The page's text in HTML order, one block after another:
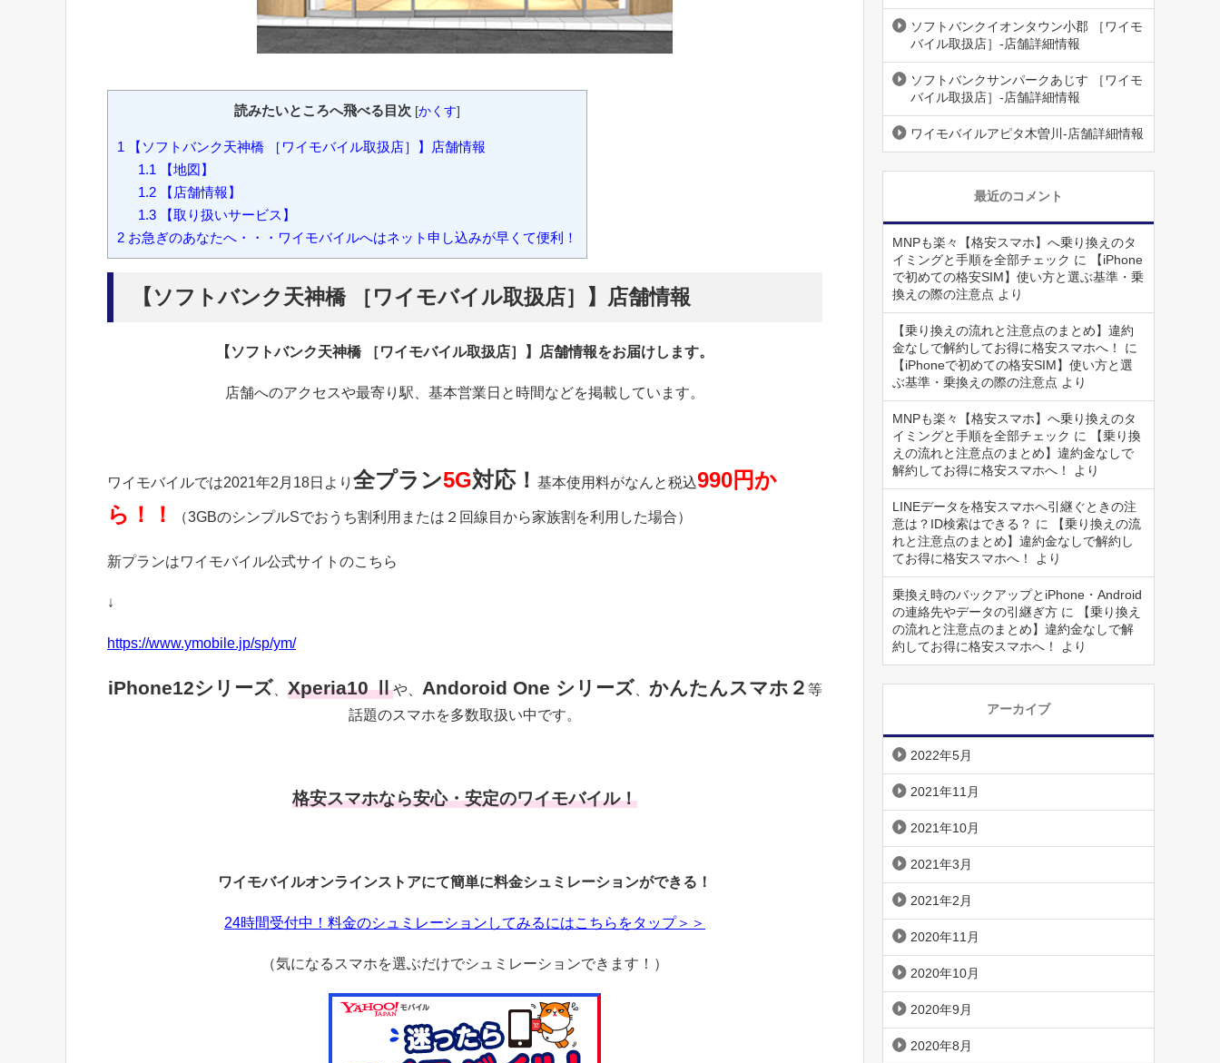
読みたいところへ飛べる目次 [かくす]
1 【ソフトバンク天神橋 ［ワイモバイル取扱店］】店舗情報
1.1 【地図】
1.2【店舗情報】
1.3【取り扱いサービス】
2 お急ぎのあなたへ・・・ワイモバイルへはネット申し込みが早くて便利！
【ソフトバンク天神橋 ［ワイモバイル取扱店］】店舗情報
【ソフトバンク天神橋 ［ワイモバイル取扱店］】店舗情報をお届けします。
店舗へのアクセスや最寄り駅、基本営業日と時間などを掲載しています。
ワイモバイルでは2021年2月18日より 全プラン5G対応！ 基本使用料がなんと税込990円か
ら！！
（3GBのシンプルSでおうち割利用または２回線目から家族割を利用した場合）
新プランはワイモバイル公式サイトのこちら
↓
https://www.ymobile.jp/sp/ym/
iPhone12シリーズ Xperia10 Ⅱや、 Andoroid One シリーズ かんたんスマホ２ 等
話題のスマホを多数取扱い中です。
格安スマホなら安心・安定のワイモバイル！
ワイモバイルオンラインストアにて簡単に料金シュミレーションができる！
24時間受付中！料金のシュミレーションしてみるにはこちらをタップ＞＞
（気になるスマホを選ぶだけでシュミレーションできます！）
ソフトバンクイオンタウン小郡 ［ワイモ
バイル取扱店］-店舗詳細情報
ソフトバンクサンパークあじす ［ワイモ
バイル取扱店］-店舗詳細情報
ワイモバイルアピタ木曽川-店舗詳細情報
最近のコメント
MNPも楽々【格安スマホ】へ乗り換えのタ
イミングと手順を全部チェック に
【iPhone
で初めての格安SIM】使い方と選ぶ基準・乗
換えの際の注意点 より
【乗り換えの流れと注意点のまとめ】違約
金なしで解約してお得に格安スマホへ！
に
【iPhoneで初めての格安SIM】使い方と選
ぶ基準・乗換えの際の注意点 より
MNPも楽々【格安スマホ】へ乗り換えのタ
イミングと手順を全部チェック に
【乗り換
えの流れと注意点のまとめ】違約金なしで
解約してお得に格安スマホへ！
より
LINEデータを格安スマホへ引継ぐときの注
意は？ID検索はできる？ に
【乗り換えの流
れと注意点のまとめ】違約金なしで解約し
てお得に格安スマホへ！
より
乗換え時のバックアップとiPhone・Android
の連絡先やデータの引継ぎ方 に
【乗り換え
の流れと注意点のまとめ】違約金なしで解
約してお得に格安スマホへ！
より
アーカイブ
2022年5月
2021年11月
2021年10月
2021年3月
2021年2月
2020年11月
2020年10月
2020年9月
2020年8月